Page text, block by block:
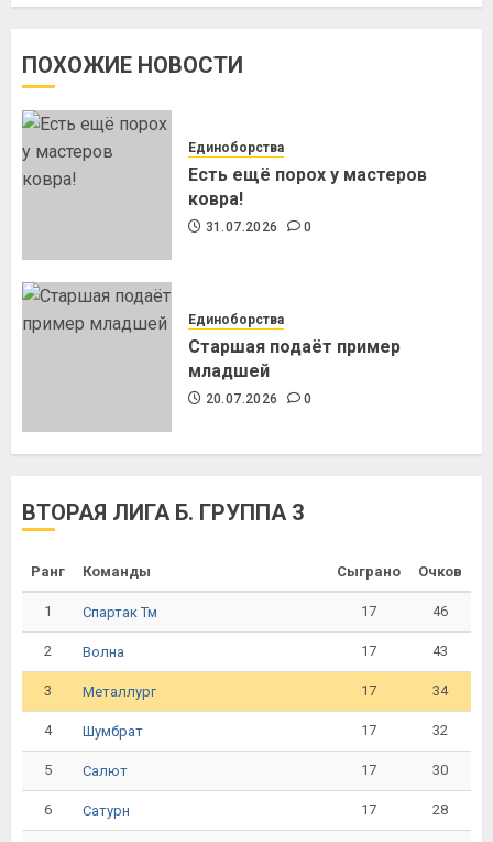
ПОХОЖИЕ НОВОСТИ
Единоборства
Есть ещё порох у мастеров
ковра!
31.07.2026 0
Единоборства
Старшая подаёт пример
младшей
20.07.2026 0
ВТОРАЯ ЛИГА Б. ГРУППА 3
Ранг Команды Сыграно Очков
1 Спартак Тм 17 46
2 Волна 17 43
3 Металлург 17 34
4 Шумбрат 17 32
5 Салют 17 30
6 Сатурн 17 28